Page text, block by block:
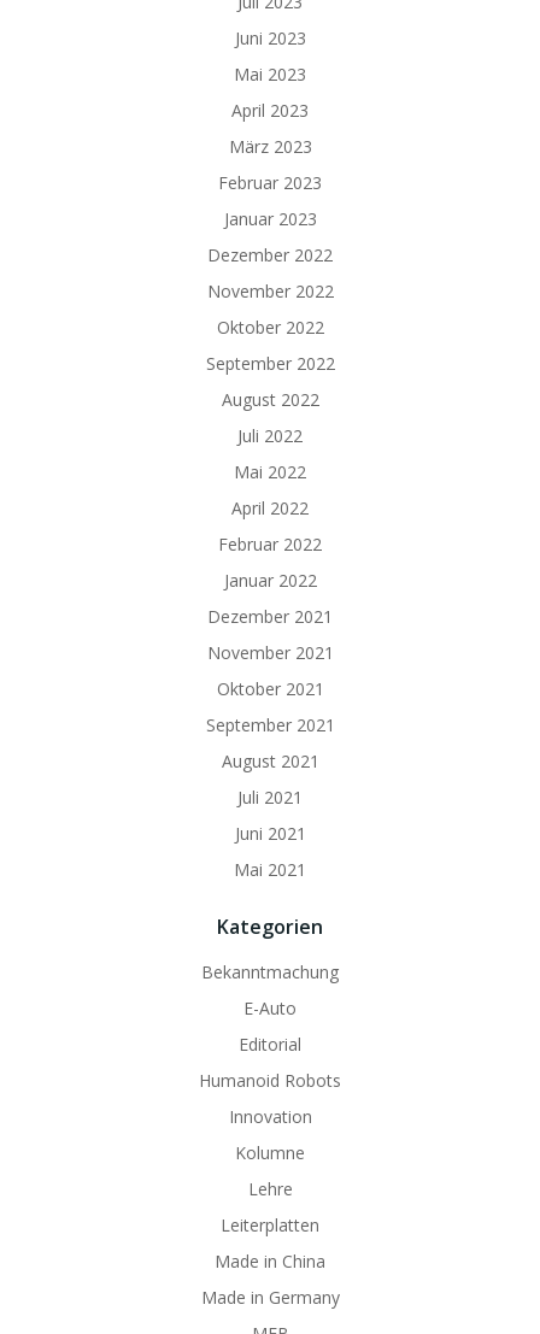
Juni 2023
Mai 2023
April 2023
März 2023
Februar 2023
Januar 2023
Dezember 2022
November 2022
Oktober 2022
September 2022
August 2022
Juli 2022
Mai 2022
April 2022
Februar 2022
Januar 2022
Dezember 2021
November 2021
Oktober 2021
September 2021
August 2021
Juli 2021
Juni 2021
Mai 2021
Kategorien
Bekanntmachung
E-Auto
Editorial
Humanoid Robots
Innovation
Kolumne
Lehre
Leiterplatten
Made in China
Made in Germany